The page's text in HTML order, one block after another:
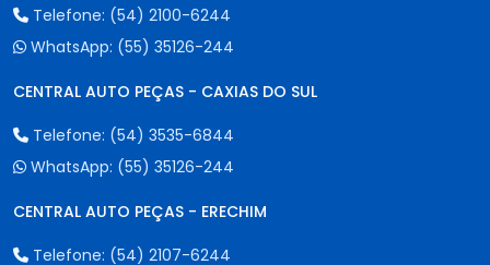
Telefone: (54) 2100-6244
WhatsApp: (55) 35126-244
CENTRAL AUTO PEÇAS - CAXIAS DO SUL
Telefone: (54) 3535-6844
WhatsApp: (55) 35126-244
CENTRAL AUTO PEÇAS - ERECHIM
Telefone: (54) 2107-6244